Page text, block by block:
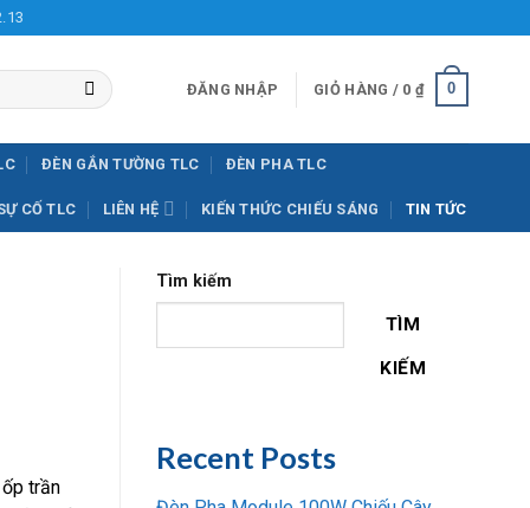
ĐĂNG NHẬP GIỎ HÀNG / 0 ₫ 0
ĐÈN GẮN TƯỜNG TLC ĐÈN PHA TLC
CỐ TLC LIÊN HỆ KIẾN THỨC CHIẾU SÁNG TIN TỨC
trần
Tìm kiếm
TÌM
KIẾM
Recent Posts